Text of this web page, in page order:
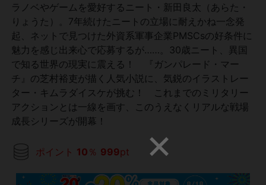
ラノベやゲームを愛好するニート・新田良太（あらた・
りょうた）。7年続けたニートの立場に耐えかね一念発
起、ネットで見つけた外資系軍事企業PMSCsの好条件に
魅力を感じ出来心で応募するが……。30歳ニート、異国
で知る世界の現実に震える！ 『ガンパレード・マー
チ』の芝村裕吏が描く人気小説に、気鋭のイラストレー
ター・キムラダイスケが挑む！ これまでのミリタリー
アクションとは一線を画す、このうえなくリアルな戦場
成長シリーズが開幕！
ポイント 10 ％ 999pt